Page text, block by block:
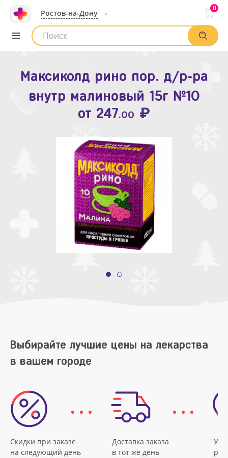
Ростов-на-Дону
0
Список аптек
Максиколд рино пор. д/р-ра
внутр малиновый 15г №10
от 247.00 ₽
Зодак таб. п.п.о. 10мг №10
от109.80 ₽
Выбирайте лучшие цены на лекарства
в вашем городе
Скидки при заказе
на следующий день
Доставка заказа
в тот же день